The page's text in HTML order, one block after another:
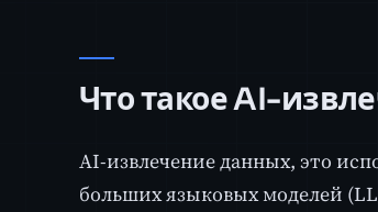
Что такое AI-
AI-извлечение данных, это
больших языковых моделей